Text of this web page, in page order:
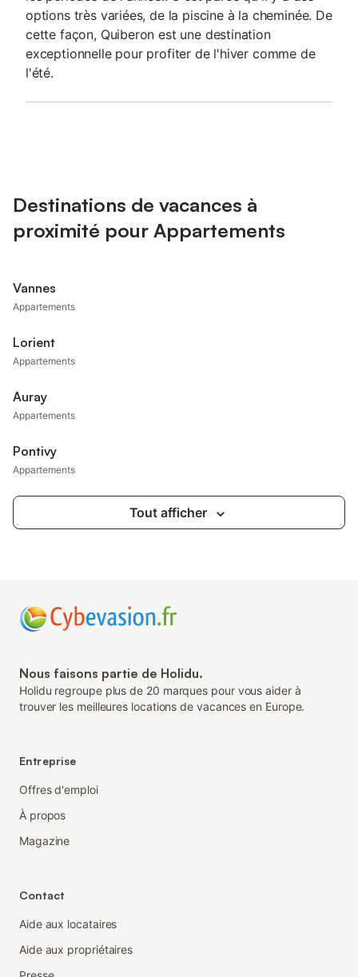
options très variées, de la piscine à la cheminée. De
cette façon, Quiberon est une destination
exceptionnelle pour profiter de l'hiver comme de
l'été.
Destinations de vacances à
proximité pour Appartements
Vannes
Appartements
Lorient
Appartements
Auray
Appartements
Pontivy
Appartements
Tout afficher
Nous faisons partie de Holidu.
Holidu regroupe plus de 20 marques pour vous aider à
trouver les meilleures locations de vacances en Europe.
Entreprise
Offres d'emploi
À propos
Magazine
Contact
Aide aux locataires
Aide aux propriétaires